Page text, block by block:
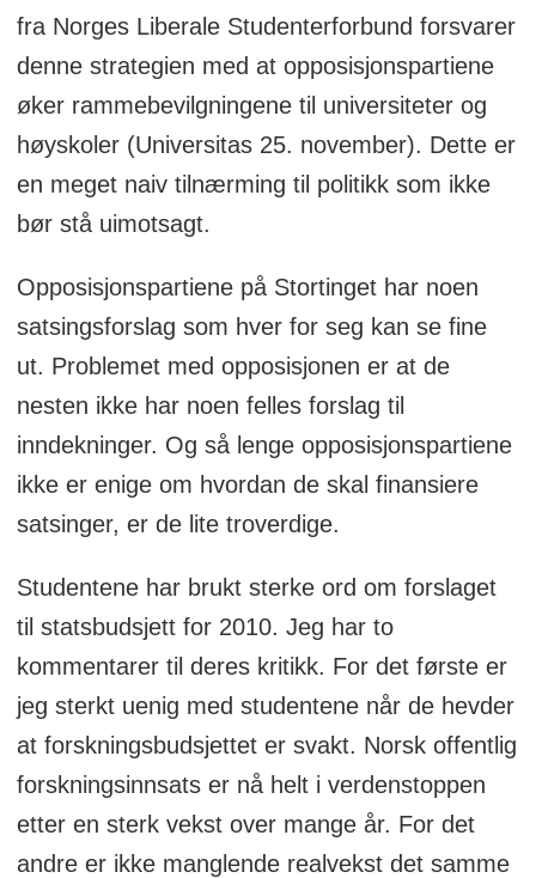
fra Norges Liberale Studenterforbund forsvarer
denne strategien med at opposisjonspartiene
øker rammebevilgningene til universiteter og
høyskoler (Universitas 25. november). Dette er
en meget naiv tilnærming til politikk som ikke
bør stå uimotsagt.
Opposisjonspartiene på Stortinget har noen
satsingsforslag som hver for seg kan se fine
ut. Problemet med opposisjonen er at de
nesten ikke har noen felles forslag til
inndekninger. Og så lenge opposisjonspartiene
ikke er enige om hvordan de skal finansiere
satsinger, er de lite troverdige.
Studentene har brukt sterke ord om forslaget
til statsbudsjett for 2010. Jeg har to
kommentarer til deres kritikk. For det første er
jeg sterkt uenig med studentene når de hevder
at forskningsbudsjettet er svakt. Norsk offentlig
forskningsinnsats er nå helt i verdenstoppen
etter en sterk vekst over mange år. For det
andre er ikke manglende realvekst det samme